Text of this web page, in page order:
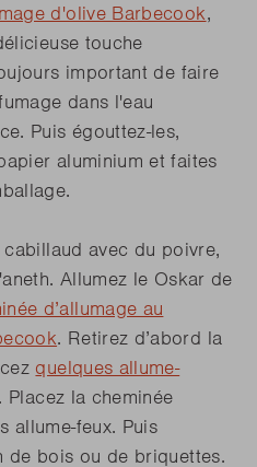
d'olive Barbecook,
touche
important de faire
dans l'eau
Puis égouttez-les,
aluminium et faites
avec du poivre,
Allumez le Oskar de
d’allumage au
. Retirez d’abord la
quelques allume-
la cheminée
allume-feux. Puis
de bois ou de briquettes.